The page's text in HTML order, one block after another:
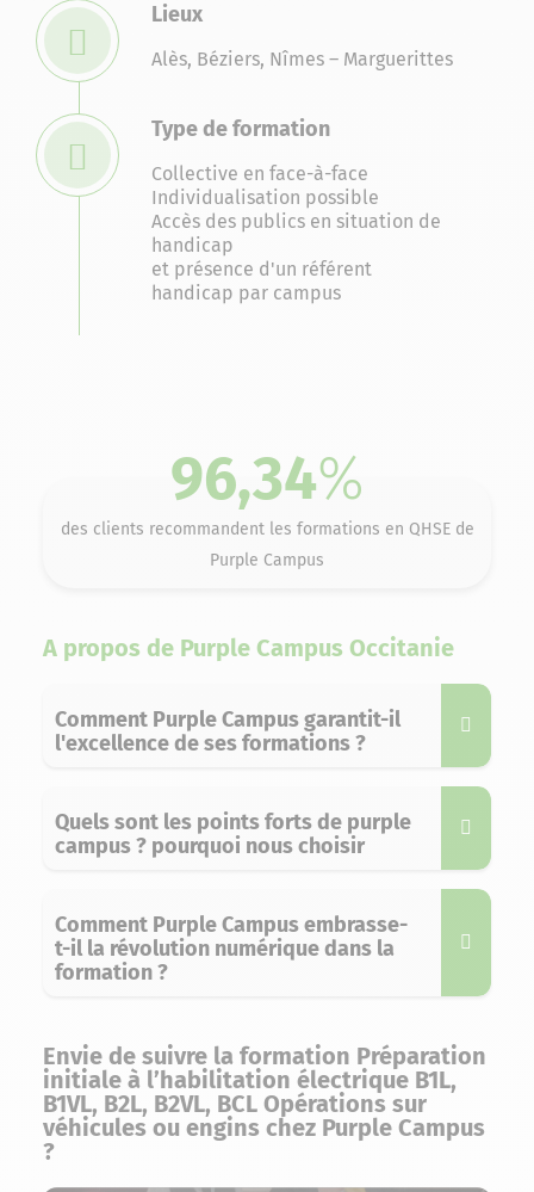
Lieux
Alès, Béziers, Nîmes – Marguerittes
Type de formation
Collective en face-à-face
Individualisation possible
Accès des publics en situation de
handicap
et présence d'un référent
handicap par campus
96,34%
des clients recommandent les formations en QHSE de
Purple Campus
A propos de Purple Campus Occitanie
Comment Purple Campus garantit-il
l'excellence de ses formations ?
Quels sont les points forts de purple
campus ? pourquoi nous choisir
Comment Purple Campus embrasse-
t-il la révolution numérique dans la
formation ?
Envie de suivre la formation Préparation
initiale à l’habilitation électrique B1L,
B1VL, B2L, B2VL, BCL Opérations sur
véhicules ou engins chez Purple Campus
?